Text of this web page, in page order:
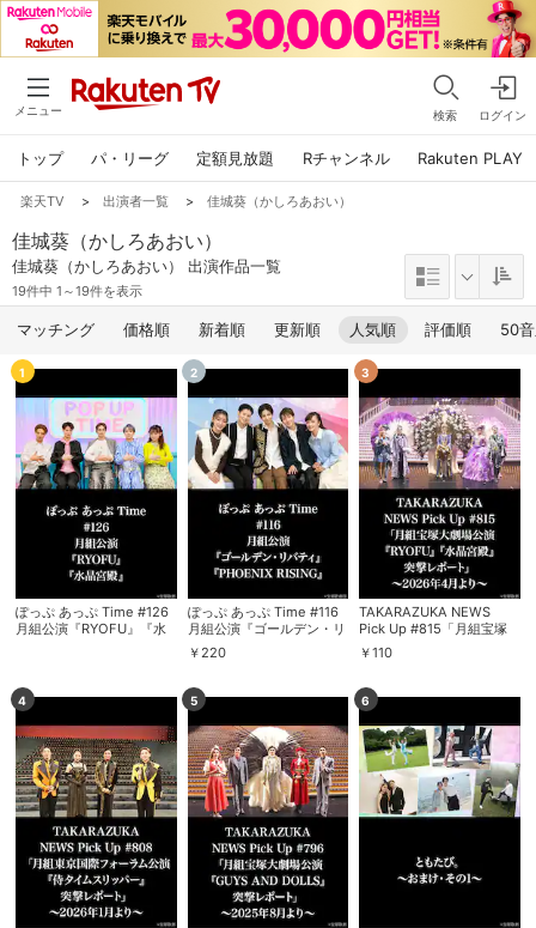
メニュー 検索 ログイン
トップ パ・リーグ 定額見放題 Rチャンネル Rakuten PLAY
楽天TV > 出演者一覧 > 佳城葵（かしろあおい）
佳城葵（かしろあおい）
佳城葵（かしろあおい） 出演作品一覧
19件中 1～19件を表示
マッチング 価格順 新着順 更新順 人気順 評価順 50
1
ぽっぷ あっぷ Time #126
月組公演『RYOFU』『水
2
ぽっぷ あっぷ Time #116
月組公演『ゴールデン・リ
バティ』『PHOENIX
RISING』
￥220
3
TAKARAZUKA NEWS
Pick Up #815「月組宝塚
大劇場公演『RYOFU』
『水晶宮殿』突撃レポー
￥110
4 5 6